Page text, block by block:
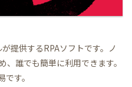
提供するRPAソフトです。ノ
誰でも簡単に利用できます。
す。